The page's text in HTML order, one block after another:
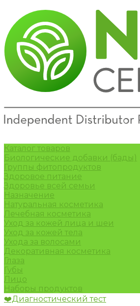
Каталог товаров
Биологические добавки (бады)
Группы фитопродуктов
Здоровое питание
Здоровье всей семьи
Назначение
Натуральная косметика
Лечебная косметика
Уход за кожей лица и шеи
Уход за кожей тела
Ухода за волосами
Декоративная косметика
Глаза
Губы
Лицо
Наборы продуктов
❤️Диагностический тест